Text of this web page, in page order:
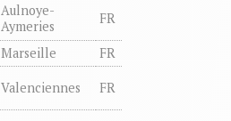
Aulnoye-
Aymeries
FR
Marseille FR
Valenciennes FR